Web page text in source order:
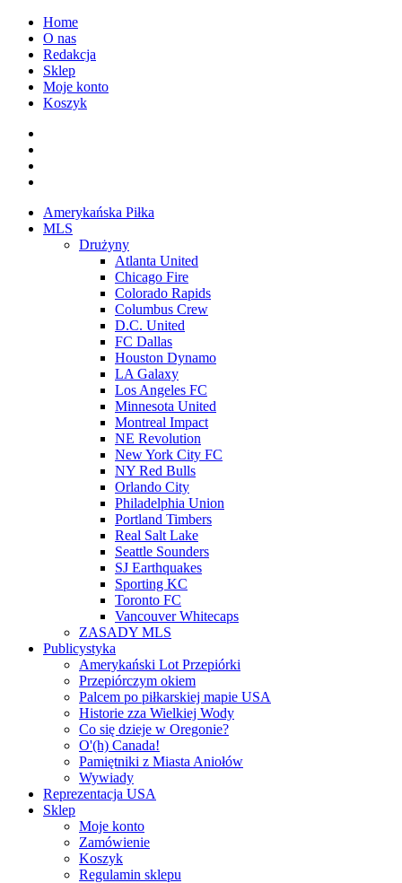
Przejdź
treści
Home
O nas
Redakcja
Sklep
Moje konto
Koszyk
Menu
główne
Amerykańska Piłka
MLS
Drużyny
Atlanta United
Chicago Fire
Colorado Rapids
Columbus Crew
D.C. United
FC Dallas
Houston Dynamo
LA Galaxy
Los Angeles FC
Minnesota United
Montreal Impact
NE Revolution
New York City FC
NY Red Bulls
Orlando City
Philadelphia Union
Portland Timbers
Real Salt Lake
Seattle Sounders
SJ Earthquakes
Sporting KC
Toronto FC
Vancouver Whitecaps
ZASADY MLS
Publicystyka
Amerykański Lot Przepiórki
Przepiórczym okiem
Palcem po piłkarskiej mapie USA
Historie zza Wielkiej Wody
Co się dzieje w Oregonie?
O'(h) Canada!
Pamiętniki z Miasta Aniołów
Wywiady
Reprezentacja USA
Sklep
Moje konto
Zamówienie
Koszyk
Regulamin sklepu